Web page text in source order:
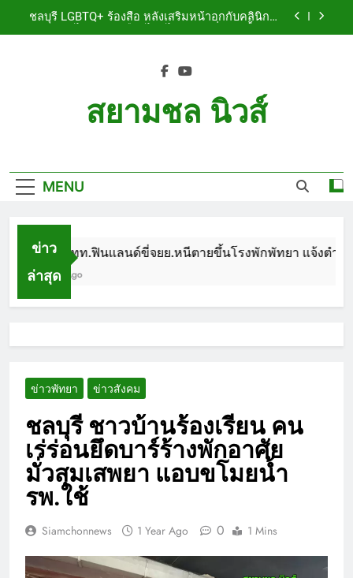
ชลบุรี LGBTQ+ ร้องสื่อ หลังเสริมหน้าอกกับคลินิกชื่อ
ก่อนพบเป็นศพเปลือยยัดกระเป๋า ทิ้งริมทางรถไฟ รวบ
คาสนามบินขณะเตรียมบินกลับประเทศ
ล้าน ปรับ ห้องประชุม–ห้องผู้บริหาร
ชลบุรี นทท.ฟินแลนด์ขี่จยย.หนีตายขึ้นโรงพักพัทยา
รับผิดชอบ พร้อมเตือนอย่าหลงเชื่อรีวิวราคาถูก
ชลบุรี หนุ่มใหญ่ออสซี่พาสาวไทยวัย 17 เข้าคอนโด
ชลบุรี ฉลุยก่อนหมดวาระ! สภาเมืองพัทยา ผ่านงบ 5.7
สยามชล นิวส์
MENU
ข่าว
ล่าสุด
ชลบุรี นทท.ฟินแลนด์ขี่จยย.หนีตายขึ้นโรงพักพัทยา แจ้งตำรวจ
1 Month Ago
ข่าวพัทยา ข่าวสังคม
ชลบุรี ชาวบ้านร้องเรียน คน
เร่ร่อนยึดบาร์ร้างพักอาศัย
มั่วสุมเสพยา แอบขโมยน้ำ
รพ.ใช้
Siamchonnews 1 Year Ago 0 1 Mins